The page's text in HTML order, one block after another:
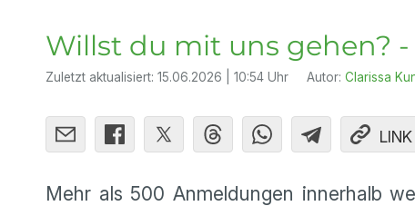
Willst du mit uns gehen?
Zuletzt aktualisiert: 15.06.2026 | 10:54 Uhr Autor: Clarissa
LINK
Mehr als 500 Anmeldungen innerhalb